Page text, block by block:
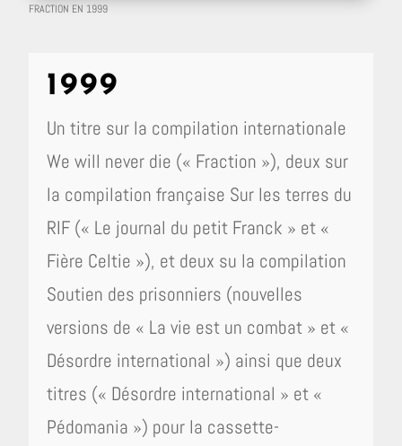
FRACTION EN 1999
1999
Un titre sur la compilation internationale
We will never die (« Fraction »), deux sur
la compilation française Sur les terres du
RIF (« Le journal du petit Franck » et «
Fière Celtie »), et deux su la compilation
Soutien des prisonniers (nouvelles
versions de « La vie est un combat » et «
Désordre international ») ainsi que deux
titres (« Désordre international » et «
Pédomania ») pour la cassette-